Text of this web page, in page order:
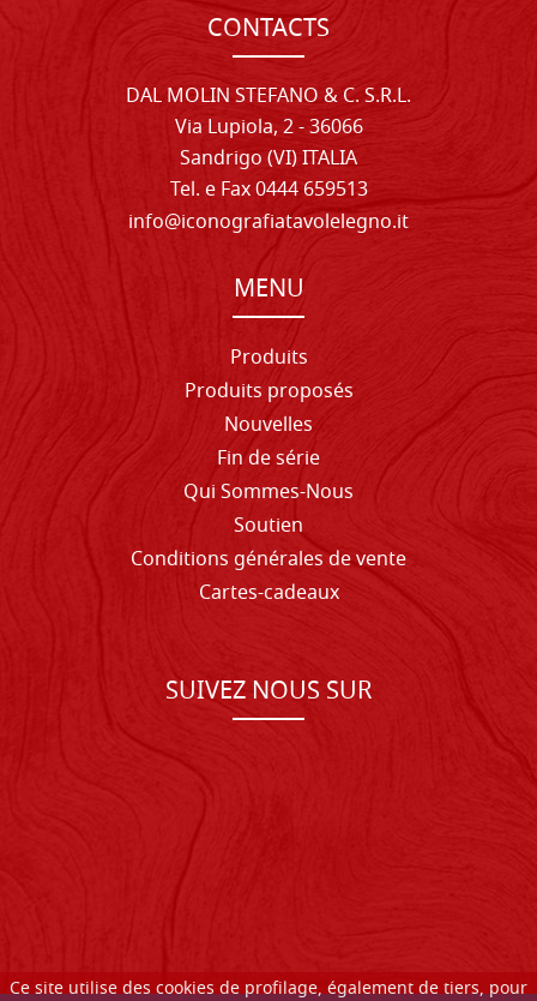
Ce site utilise des cookies de profilage, également de tiers, pour
CONTACTS
DAL MOLIN STEFANO & C. S.R.L.
Via Lupiola, 2 - 36066
Sandrigo (VI) ITALIA
Tel. e Fax 0444 659513
info@iconografiatavolelegno.it
MENU
Produits
Produits proposés
Nouvelles
Fin de série
Qui Sommes-Nous
Soutien
Conditions générales de vente
Cartes-cadeaux
SUIVEZ NOUS SUR